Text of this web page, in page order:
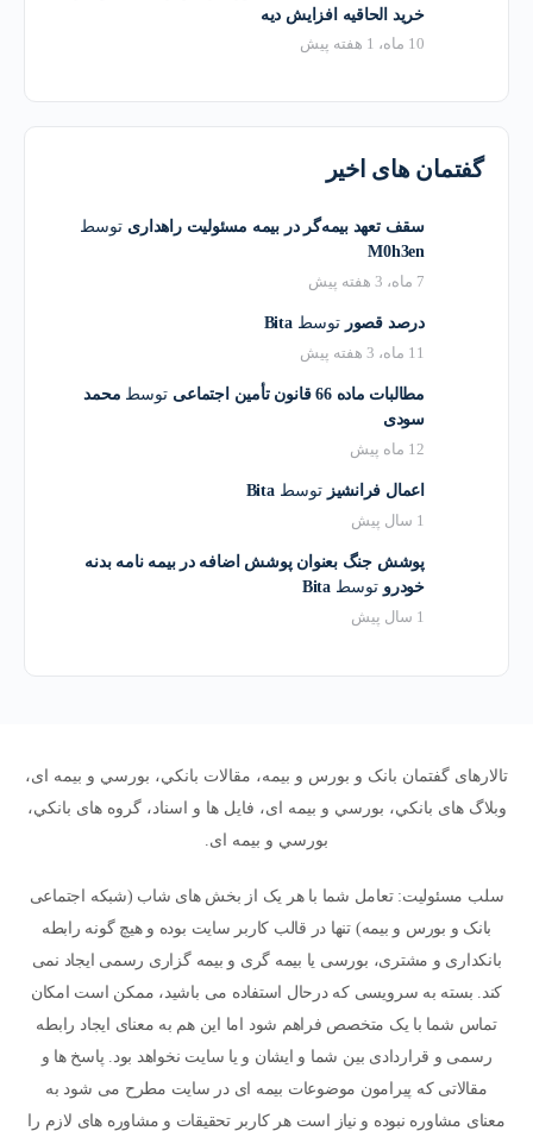
خرید الحاقیه افزایش دیه
10 ماه، 1 هفته پیش
گفتمان های اخیر
سقف تعهد بیمه‌گر در بیمه مسئولیت راهداری توسط
M0h3en
7 ماه، 3 هفته پیش
درصد قصور توسطBita
11 ماه، 3 هفته پیش
مطالبات ماده 66 قانون تأمین اجتماعی توسط محمد
سودی
12 ماه پیش
اعمال فرانشیز توسطBita
1 سال پیش
پوشش جنگ بعنوان پوشش اضافه در بیمه نامه بدنه
خودرو توسط Bita
1 سال پیش
تالارهای گفتمان بانک و بورس و بیمه، مقالات بانکي، بورسي و بیمه ای،
وبلاگ های بانکي، بورسي و بیمه ای، فایل ها و اسناد، گروه های بانکي،
بورسي و بیمه ای.
سلب مسئولیت: تعامل شما با هر یک از بخش های شاب (شبکه اجتماعی
بانک و بورس و بیمه) تنها در قالب کاربر سایت بوده و هیچ گونه رابطه
بانکداری و مشتری، بورسی یا بیمه گری و بیمه گزاری رسمی ایجاد نمی
کند. بسته به سرویسی که درحال استفاده می باشید، ممکن است امکان
تماس شما با یک متخصص فراهم شود اما این هم به معنای ایجاد رابطه
رسمی و قراردادی بین شما و ایشان و یا سایت نخواهد بود. پاسخ ها و
مقالاتی که پیرامون موضوعات بیمه ای در سایت مطرح می شود به
معنای مشاوره نبوده و نیاز است هر کاربر تحقیقات و مشاوره های لازم را